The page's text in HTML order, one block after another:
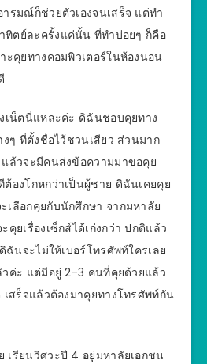
รมณ์ก็ช่วยตัวเองจนเสร็จ แต่ทำ
ตย์ละครั้งแค่นั้น ที่ทำบ่อยๆ ก็คือ
ะคุยทางคอมพิวเตอร์ในห้องนอน
งเน็ตนี่แหละค่ะ ดิฉันชอบคุยทาง
ๆ ที่ตั้งชื่อไว้ชวนเสียว ส่วนมาก
แล้วจะมีคนส่งข้อความมาขอคุย
องโกหกว่าเป็นผู้ชาย ดิฉันเคยคุย
เลือกคุยกับนักศึกษา จากมหาลัย
คุยเรื่องเซ็กส์ได้เก่งกว่า ปกติแล้ว
ฉันจะไม่ให้เบอร์โทรศัพท์ใครเลย
วค่ะ แต่มีอยู่ 2-3 คนที่คุยด้วยแล้ว
สร็จแล้วต้องมาคุยทางโทรศัพท์กัน
เรียนวิศวะปี 4 อยู่มหาลัยเอกชน